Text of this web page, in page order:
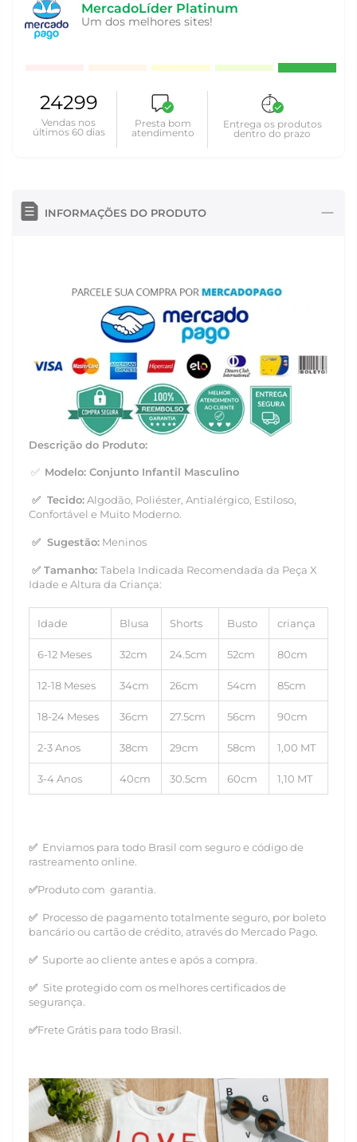
MercadoLíder Platinum
Um dos melhores sites!
24299
Vendas nos
últimos 60 dias
Presta bom
atendimento
Entrega os produtos
dentro do prazo
INFORMAÇÕES DO PRODUTO
Descrição do Produto:
✅ Modelo: Conjunto Infantil Masculino
✅ Tecido:Algodão, Poliéster, Antialérgico, Estiloso,
Confortável e Muito Moderno.
✅ Sugestão: Meninos
✅ Tamanho: Tabela Indicada Recomendada da Peça X
Idade e Altura da Criança:
Idade Blusa Shorts Busto criança
6-12 Meses 32cm 24.5cm 52cm 80cm
12-18 Meses 34cm 26cm 54cm 85cm
18-24 Meses 36cm 27.5cm 56cm 90cm
2-3 Anos 38cm 29cm 58cm 1,00 MT
3-4 Anos 40cm 30.5cm 60cm 1,10 MT
✅ Enviamos para todo Brasil com seguro e código de
rastreamento online.
✅Produtocom garantia.
✅ Processo de pagamento totalmente seguro, por boleto
bancário ou cartão de crédito, através do Mercado Pago.
✅ Suporte ao cliente antes e após a compra.
✅ Site protegido com os melhores certificados de
segurança.
✅Frete Grátis para todo Brasil.